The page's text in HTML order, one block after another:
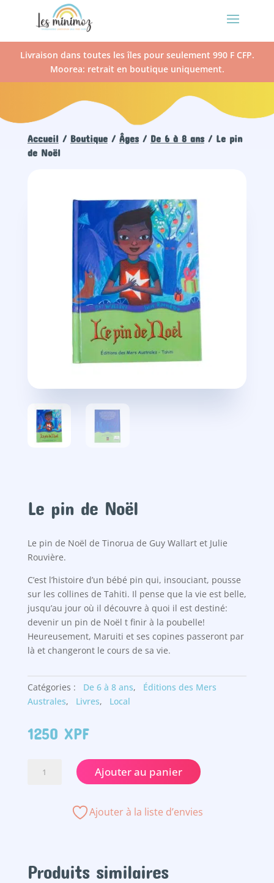
Livraison dans toutes les îles pour seulement 990 F CFP.
Moorea: retrait en boutique uniquement.
Accueil / Boutique/ Âges/ De 6 à 8 ans/ Le pin
de Noël
Le pin de Noël
Le pin de Noël de Tinorua de Guy Wallart et Julie
Rouvière.
C’est l’histoire d’un bébé pin qui, insouciant, pousse
sur les collines de Tahiti. Il pense que la vie est belle,
jusqu’au jour où il découvre à quoi il est destiné:
devenir un pin de Noël t finir à la poubelle!
Heureusement, Maruiti et ses copines passeront par
là et changeront le cours de sa vie.
Catégories : De 6 à 8 ans,
Éditions des Mers
Australes, Livres, Local
1250 XPF
Ajouter au panier
Ajouter à la liste d’envies
Produits similaires